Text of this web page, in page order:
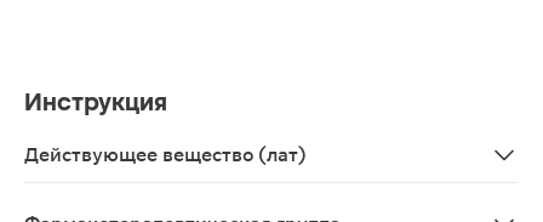
Инструкция
Действующее вещество (лат)